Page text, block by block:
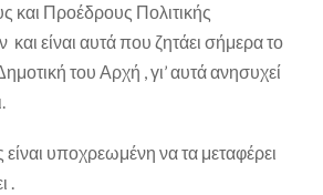
και Προέδρους Πολιτικής
είναι αυτά που ζητάει σήμερα το
του Αρχή , γι’ αυτά ανησυχεί
υποχρεωμένη να τα μεταφέρει
.